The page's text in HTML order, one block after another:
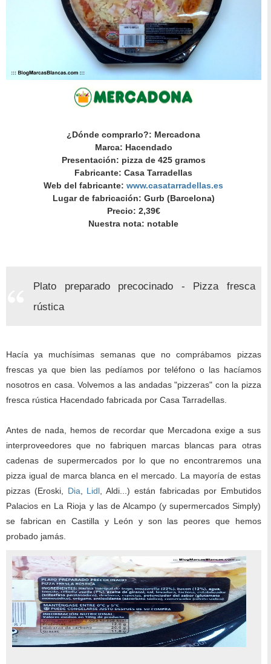
¿Dónde comprarlo?: Mercadona
Marca: Hacendado
Presentación: pizza de 425 gramos
Fabricante: Casa Tarradellas
Web del fabricante:www.casatarradellas.es
Lugar de fabricación: Gurb (Barcelona)
Precio: 2,39€
Nuestra nota: notable
Plato preparado precocinado - Pizza fresca
rústica
Hacía ya muchísimas semanas que no comprábamos pizzas
frescas ya que bien las pedíamos por teléfono o las hacíamos
nosotros en casa. Volvemos a las andadas "pizzeras" con la pizza
fresca rústica Hacendado fabricada por Casa Tarradellas.
Antes de nada, hemos de recordar que Mercadona exige a sus
interproveedores que no fabriquen marcas blancas para otras
cadenas de supermercados por lo que no encontraremos una
pizza igual de marca blanca en el mercado. La mayoría de estas
pizzas (Eroski, Dia Lidl , Aldi...) están fabricadas por Embutidos
Palacios en La Rioja y las de Alcampo (y supermercados Simply)
se fabrican en Castilla y León y son las peores que hemos
probado jamás.